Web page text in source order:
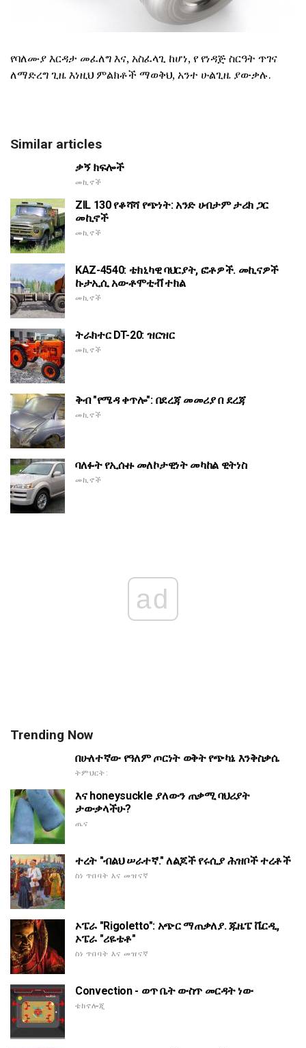
የባለሙያ እርዳታ መፈለግ እና, አስፈላጊ ከሆነ, የ የነዳጅ ስርዓት ጥገና
ለማድረግ ጊዜ እነዚህ ምልክቶች ማወቅህ, አንተ ሁልጊዜ ያውቃሉ.
Similar articles
ቃኝ ክፍሎች
መኪኖች
ZIL 130 የቆሻሻ የጭነት: አንድ ሀብታም ታሪክ ጋር
መኪኖች
መኪኖች
KAZ-4540: ቴክኒካዊ ባህርያት, ፎቶዎች. መኪናዎች
ኩታኢሲ አውቶሞቲቭ ተክል
መኪኖች
ትራክተር DT-20: ዝርዝር
መኪኖች
ቅብ "የሜዳ ቀጥሎ": በደረጃ መመሪያ በ ደረጃ
መኪኖች
ባለፉት የኢሱዙ መለኮታዊነት መካከል ዊትነስ
መኪኖች
ad
Trending Now
በሁለተኛው የዓለም ጦርነት ወቅት የጭካኔ እንቅስቃሴ
ትምህርት:
እና honeysuckle ያለውን ጠቃሚ ባህሪያት
ታውቃላችሁ?
ጤና
ተረት "ብልህ ሠራተኛ." ለልጆች የሩሲያ ሕዝቦች ተረቶች
ስነ ጥበባት እና መዝናኛ
ኦፔራ "Rigoletto": አጭር ማጠቃለያ. ጁዜፔ ቬርዲ,
ኦፔራ "ሪዬቴቶ"
ስነ ጥበባት እና መዝናኛ
Convection - ወጥ ቤት ውስጥ መርዳት ነው
ቴክኖሎጂ